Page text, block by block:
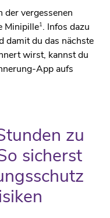
der vergessenen
Minipille1 . Infos dazu
damit du das nächste
wirst, kannst du
App aufs
zu
sicherst